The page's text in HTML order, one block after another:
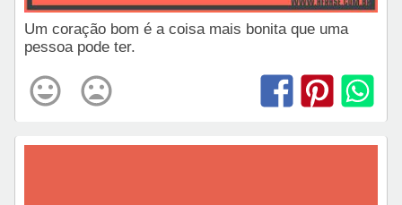
Um coração bom é a coisa mais bonita que uma
pessoa pode ter.